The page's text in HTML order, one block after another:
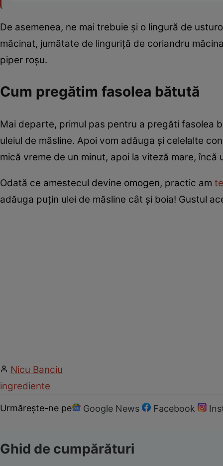
De asemenea, ne mai trebuie și o lingură de
măcinat, jumătate de linguriță de coriandru
piper roșu.
Cum pregătim fasolea bătută
Mai departe, primul pas pentru a pregăti fasolea
uleiul de măsline. Apoi vom adăuga și celelalte
mică vreme de un minut, apoi la viteză mare, încă
Odată ce amestecul devine omogen, practic am
adăuga puțin ulei de măsline cât și boia! Gustul
Nicu Banciu
ingrediente
Urmărește-ne pe Google News Facebook
Ghid de cumpărături